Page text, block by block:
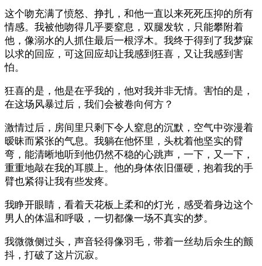
这个吻充满了愤怒、挣扎，和他一直以来死死压抑的所有
情感。我被他吻得几乎要窒息，双腿发软，只能攀附着
他，像溺水的人抓住最后一根浮木。我终于得到了我梦寐
以求的回应，可这回应却让我感到狂喜，又让我感到害
怕。
狂喜的是，他是在乎我的，他对我并非无情。害怕的是，
在这场风暴过后，我们会被卷向何方？
激情过后，房间里只剩下令人窒息的沉默，空气中弥漫着
暧昧而紧张的气息。我躺在他怀里，头枕着他坚实的臂
弯，能清晰地听到他仍然不稳的心跳声，一下，又一下，
重重地敲在我的耳膜上。他的身体依旧僵硬，抱着我的手
臂也紧得让我有些发疼。
我睁开眼睛，看着天花板上柔和的灯光，感受着身边这个
男人的体温和呼吸，一切都像一场不真实的梦。
我微微侧过头，声音轻得像羽毛，带着一丝劫后余生的颤
抖，打破了这片沉寂。